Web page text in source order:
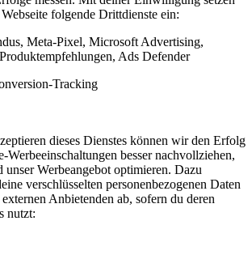
folgende Drittdienste ein:
Meta-Pixel, Microsoft Advertising,
Ads Defender
Tracking
dieses Dienstes können wir den Erfolg
Werbeeinschaltungen besser nachvollziehen,
unser Werbeangebot optimieren. Dazu
verschlüsselten personenbezogenen Daten
Anbietenden ab, sofern du deren
nutzt: